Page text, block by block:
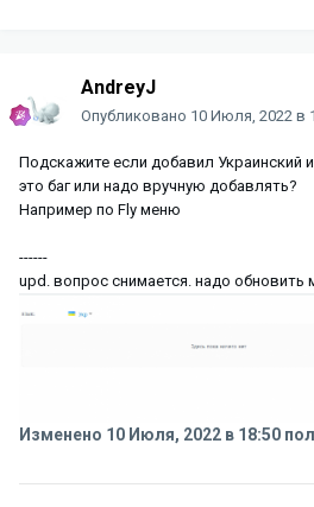
AndreyJ
Опубликовано 10 Июля, 2022 в
Подскажите если добавил Украинский
это баг или надо вручную добавлять?
Например по Fly меню
------
upd. вопрос снимается. надо обновить
Изменено 10 Июля, 2022 в 18:50